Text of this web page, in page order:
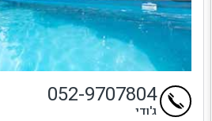
052-9707804
ג'ודי